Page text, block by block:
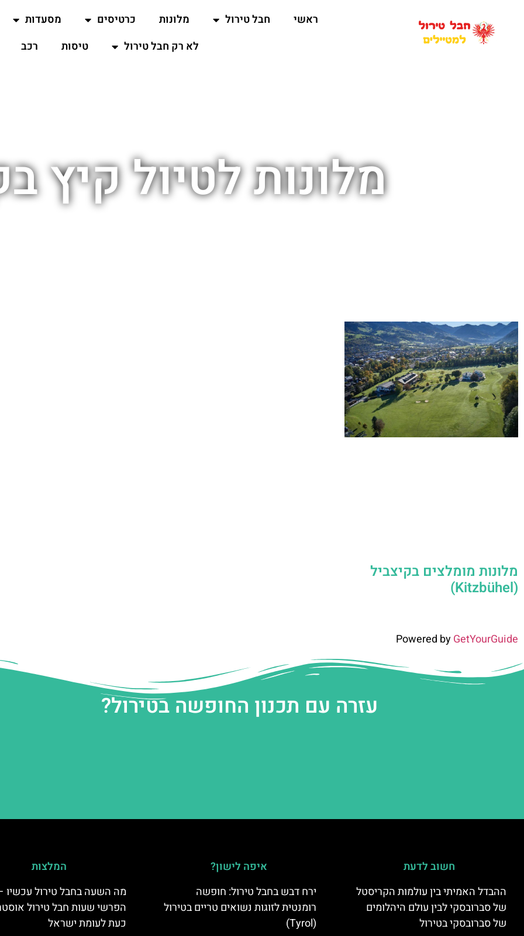
ראשי חבל טירול מלונות כרטיסים
מסעדות
לא רק חבל טירול
טיסות רכב
מלונות לטיול קיץ
מלונות מומלצים בקיצביל
(Kitzbühel)
Powered byGetYourGuide
עזרה עם תכנון החופשה בטירול?
חשוב לדעת
ההבדל האמיתי בין עולמות הקריסטל
של סברובסקי לבין עולם היהלומים
של סברובסקי בטירול
איפה לישון?
ירח דבש בחבל טירול: חופשה
רומנטית לזוגות נשואים טריים בטירול
(Tyrol)
המלצות
מה השעה בחבל טירול עכשיו
הפרשי שעות חבל טירול
כעת לעומת ישראל